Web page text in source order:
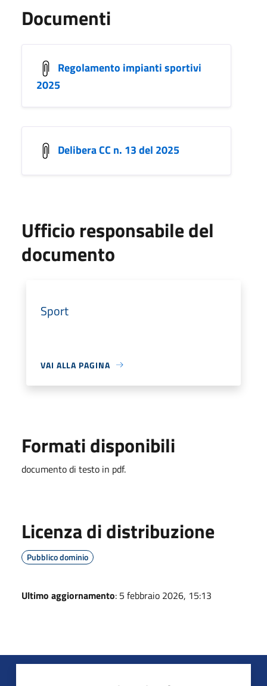
Documenti
Regolamento impianti sportivi
2025
Delibera CC n. 13 del 2025
Ufficio responsabile del
documento
Sport
VAI ALLA PAGINA
Formati disponibili
documento di testo in pdf.
Licenza di distribuzione
Pubblico dominio
Ultimo aggiornamento: 5 febbraio 2026, 15:13